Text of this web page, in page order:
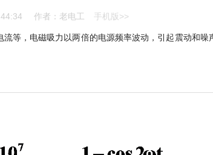
作者：老电工 手机版>>
等，电磁吸力以两倍的电源频率波动，引起震动和噪